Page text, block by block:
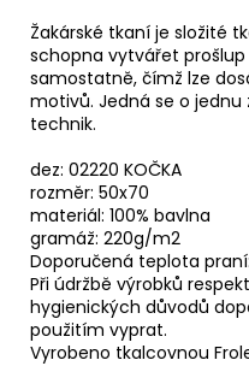
Žakárské tkaní je složité
schopna vytvářet
samostatně, čímž lze
motivů. Jedná se o
technik.
dez: 02220 KOČKA
rozměr: 50x70
materiál: 100% bavlna
gramáž: 220g/m2
Doporučená teplota
Při údržbě výrobků
hygienických důvodů
použitím vyprat.
Vyrobeno tkalcovnou